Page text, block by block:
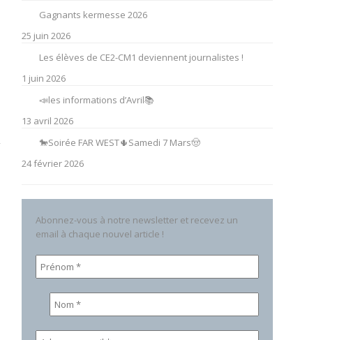
Gagnants kermesse 2026
25 juin 2026
Les élèves de CE2-CM1 deviennent journalistes !
1 juin 2026
📣les informations d’Avril📚
13 avril 2026
🐎Soirée FAR WEST🌵Samedi 7 Mars🤠
24 février 2026
Abonnez-vous à notre newsletter et recevez un
email à chaque nouvel article !